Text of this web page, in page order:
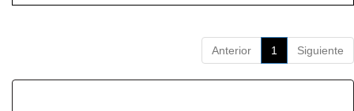
Anterior 1 Siguiente